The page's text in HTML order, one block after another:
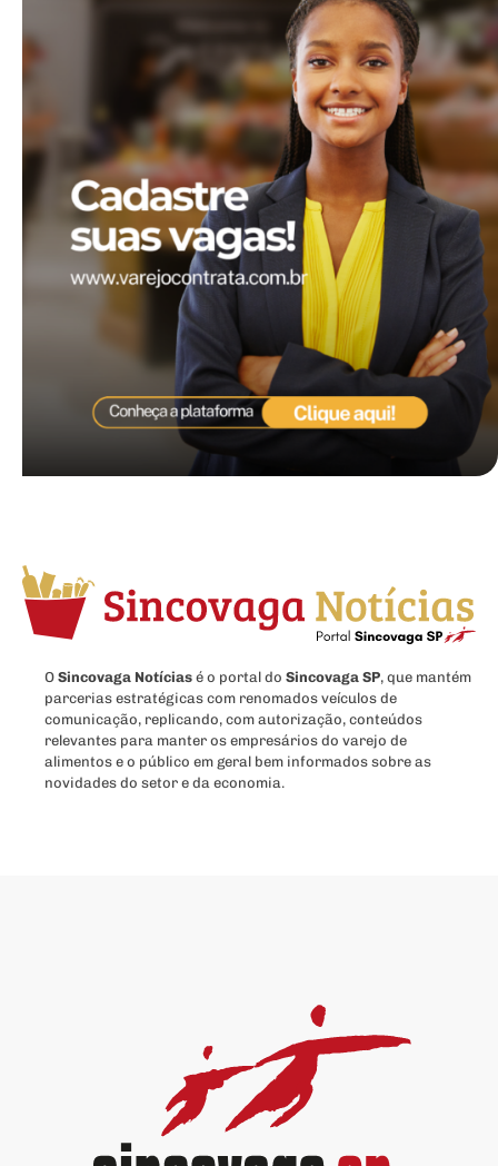
O Sincovaga Notícias é o portal do Sincovaga SP, que mantém
parcerias estratégicas com renomados veículos de
comunicação, replicando, com autorização, conteúdos
relevantes para manter os empresários do varejo de
alimentos e o público em geral bem informados sobre as
novidades do setor e da economia.